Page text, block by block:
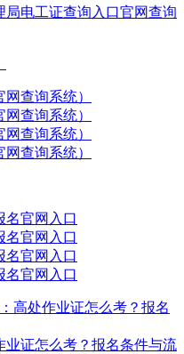
业证怎么考？报名条件与流